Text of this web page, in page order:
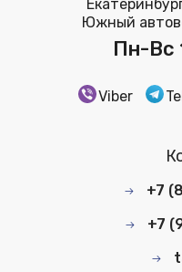
Южный
Пн-Вс
Viber
+7
+7